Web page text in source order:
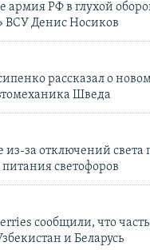
армия РФ в глухой
ВСУ Денис Носиков
рассказал о
Шведа
из-за отключений
светофоров
сообщили, что часть
и Беларусь